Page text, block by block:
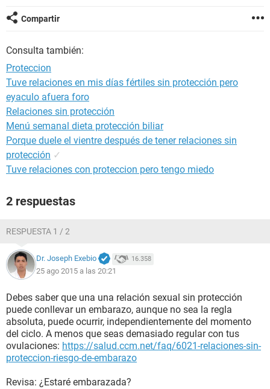
Compartir
Consulta también:
Proteccion
Tuve relaciones en mis días fértiles sin protección pero
eyaculo afuera foro
Relaciones sin protección
Menú semanal dieta protección biliar
Porque duele el vientre después de tener relaciones sin
protección ✓
Tuve relaciones con proteccion pero tengo miedo
2 respuestas
RESPUESTA 1 / 2
Dr. Joseph Exebio 16.358
25 ago 2015 a las 20:21
Debes saber que una una relación sexual sin protección
puede conllevar un embarazo, aunque no sea la regla
absoluta, puede ocurrir, independientemente del momento
del ciclo. A menos que seas demasiado regular con tus
ovulaciones: https://salud.ccm.net/faq/6021-relaciones-sin-
proteccion-riesgo-de-embarazo
Revisa: ¿Estaré embarazada?